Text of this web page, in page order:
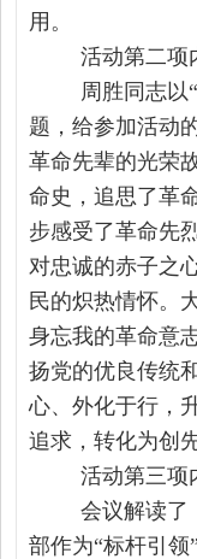
用。
活动第二项
周胜同志以
题，给参加活动
革命先辈的光荣
命史，追思了革
步感受了革命先
对忠诚的赤子之
民的炽热情怀。
身忘我的革命意
扬党的优良传统
心、外化于行，
追求，转化为创
活动第三项
会议解读了
部作为“标杆引